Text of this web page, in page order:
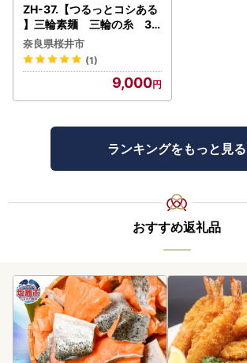
ZH-37.【つるっとコシある
】三輪素麺 三輪の糸 30
束 (C-1.5K)
奈良県桜井市
(1)
9,000
ランキングをもっと見る
おすすめ返礼品